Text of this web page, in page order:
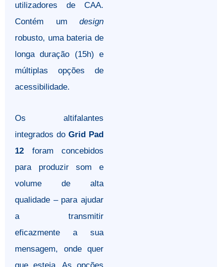
utilizadores de CAA.
Contém um design
robusto, uma bateria de
longa duração (15h) e
múltiplas opções de
acessibilidade.
Os altifalantes
integrados do Grid Pad
12 foram concebidos
para produzir som e
volume de alta
qualidade – para ajudar
a transmitir
eficazmente a sua
mensagem, onde quer
que esteja. As opções